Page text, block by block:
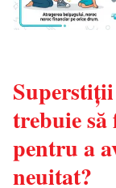
trebuie să
pentru a
neuitat?